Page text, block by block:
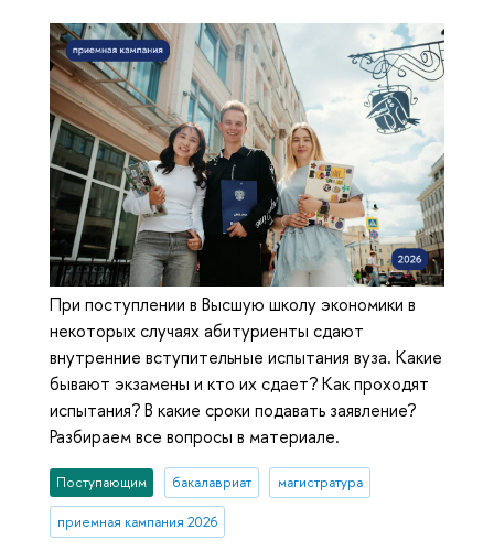
При поступлении в Высшую школу экономики в
некоторых случаях абитуриенты сдают
внутренние вступительные испытания вуза. Какие
бывают экзамены и кто их сдает? Как проходят
испытания? В какие сроки подавать заявление?
Разбираем все вопросы в материале.
Поступающим бакалавриат магистратура
приемная кампания 2026